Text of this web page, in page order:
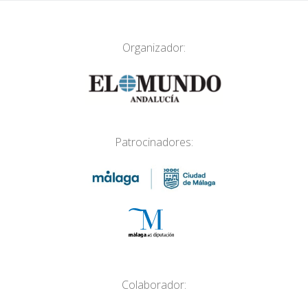
Organizador:
Patrocinadores:
Colaborador: